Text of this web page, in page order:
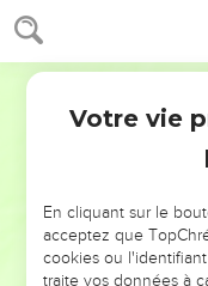
NE
ET SI LEURS
Votre vie
En cliquant sur le
acceptez que
cookies ou
traite vos données à